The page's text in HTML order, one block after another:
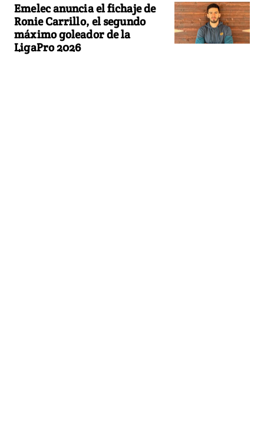
Emelec anuncia el fichaje de
Ronie Carrillo, el segundo
máximo goleador de la
LigaPro 2026